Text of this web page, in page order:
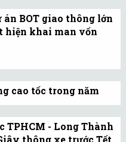
lên hơn 72.000
năm 2019.
án BOT giao thông lớn
hiện khai man vốn
BOT Nghi Sơn -
và BOT Hà Nội -
cao tốc trong năm
nhượng quyền
cao tốc sẽ được
TPHCM - Long Thành
thông xe trước Tết